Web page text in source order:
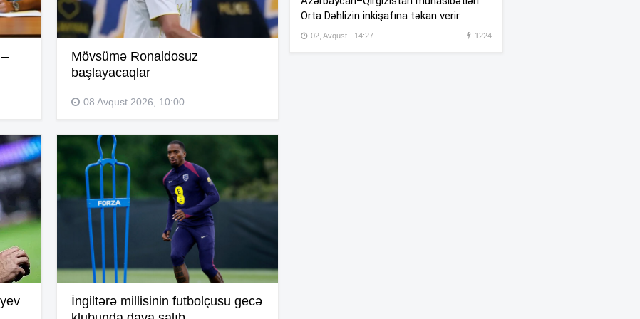
Mövsümə Ronaldosuz
başlayacaqlar
08 Avqust 2026, 10:00
İngiltərə millisinin futbolçusu gecə
12:17 Rusiyanın itkiləri yeniləndi
“Fanatlar gəlməyimi istəyirdi”
Orta Dəhlizin inkişafına təkan verir
02, Avqust - 14:27 1224